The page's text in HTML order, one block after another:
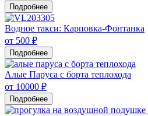
Подробнее
Водное такси: Карповка-Фонтанка
от 500 ₽
Подробнее
Алые Паруса с борта теплохода
от 10000 ₽
Подробнее